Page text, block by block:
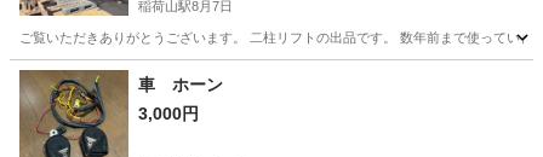
稲荷山駅8月7日
ご覧いただきありがとうございます。 二柱リフトの出品です。 数年前まで使ってい
長野 長野市 稲荷山駅
車 ホーン
3,000円